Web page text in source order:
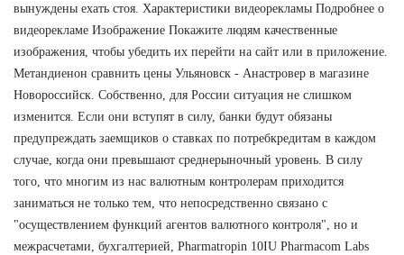
вынуждены ехать стоя. Характеристики видеорекламы Подробнее о
видеорекламе Изображение Покажите людям качественные
изображения, чтобы убедить их перейти на сайт или в приложение.
Метандиенон сравнить цены Ульяновск - Анастровер в магазине
Новороссийск. Собственно, для России ситуация не слишком
изменится. Если они вступят в силу, банки будут обязаны
предупреждать заемщиков о ставках по потребкредитам в каждом
случае, когда они превышают среднерыночный уровень. В силу
того, что многим из нас валютным контролерам приходится
заниматься не только тем, что непосредственно связано с
"осуществлением функций агентов валютного контроля", но и
межрасчетами, бухгалтерией, Pharmatropin 10IU Pharmacom Labs